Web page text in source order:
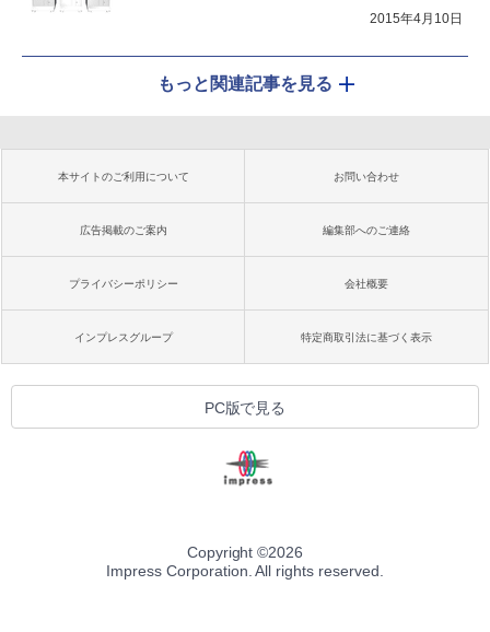
2015年4月10日
もっと関連記事を見る
本サイトのご利用について お問い合わせ
広告掲載のご案内 編集部へのご連絡
プライバシーポリシー 会社概要
インプレスグループ 特定商取引法に基づく表示
PC版で見る
Copyright ©2026
Impress Corporation. All rights reserved.